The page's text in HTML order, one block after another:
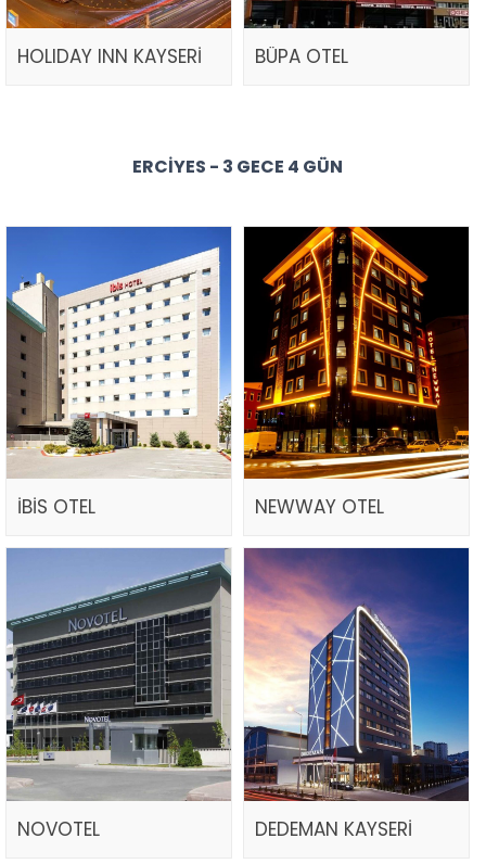
HOLIDAY INN KAYSERİ BÜPA OTEL
ERCIYES - 3 GECE 4 GÜN
İBİS OTEL NEWWAY OTEL
NOVOTEL DEDEMAN KAYSERİ